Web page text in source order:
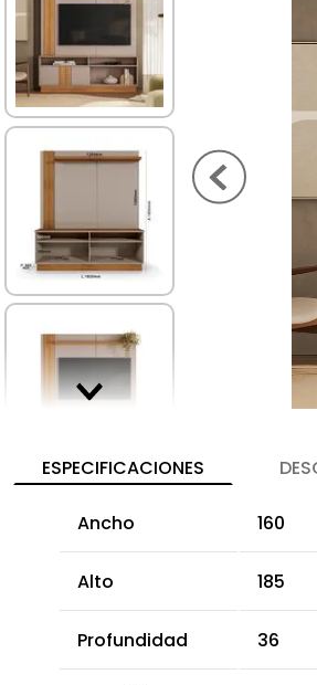
ESPECIFICACIONES
Ancho 160
Alto 185
Profundidad 36